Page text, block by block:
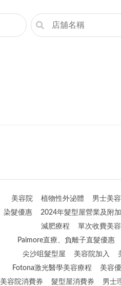
美容院 植物性外泌體 男士美容
染髮優惠
2024年髮型屋營業及附
減肥療程
單次收費美
Paimore直療、負離子直髮優惠
尖沙咀髮型屋
美容院加入
Fotona激光醫學美容療程
美容
美容院消費券
髮型屋消費券
男士